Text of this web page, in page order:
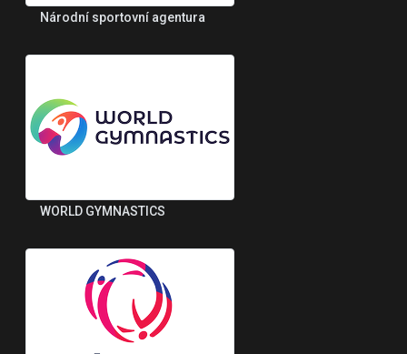
Národní sportovní agentura
WORLD GYMNASTICS